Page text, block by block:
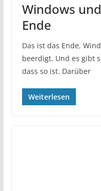
Windows
Ende
Das ist das Ende,
beerdigt. Und es gibt
dass so ist. Darüber
Weiterlesen